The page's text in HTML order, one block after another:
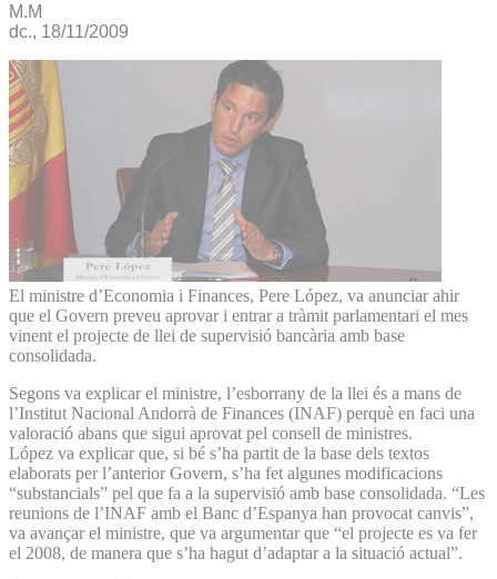
M.M
dc., 18/11/2009
El ministre d’Economia i Finances, Pere López, va anunciar ahir
que el Govern preveu aprovar i entrar a tràmit parlamentari el mes
vinent el projecte de llei de supervisió bancària amb base
consolidada.
Segons va explicar el ministre, l’esborrany de la llei és a mans de
l’Institut Nacional Andorrà de Finances (INAF) perquè en faci una
valoració abans que sigui aprovat pel consell de ministres.
López va explicar que, si bé s’ha partit de la base dels textos
elaborats per l’anterior Govern, s’ha fet algunes modificacions
“substancials” pel que fa a la supervisió amb base consolidada. “Les
reunions de l’INAF amb el Banc d’Espanya han provocat canvis”,
va avançar el ministre, que va argumentar que “el projecte es va fer
el 2008, de manera que s’ha hagut d’adaptar a la situació actual”.